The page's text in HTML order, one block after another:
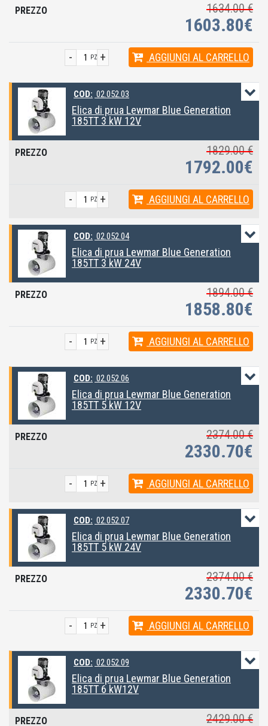
1634.00 €
1603.80€
+
- PZ AGGIUNGI AL CARRELLO
COD: 02.052.03
Elica di prua Lewmar Blue Generation
185TT 3 kW 12V
1829.00 €
1792.00€
+
- PZ AGGIUNGI AL CARRELLO
COD: 02.052.04
Elica di prua Lewmar Blue Generation
185TT 3 kW 24V
1894.00 €
1858.80€
+
- PZ AGGIUNGI AL CARRELLO
COD: 02.052.06
Elica di prua Lewmar Blue Generation
185TT 5 kW 12V
2374.00 €
2330.70€
+
- PZ AGGIUNGI AL CARRELLO
COD: 02.052.07
Elica di prua Lewmar Blue Generation
185TT 5 kW 24V
2374.00 €
2330.70€
+
- PZ AGGIUNGI AL CARRELLO
COD: 02.052.09
Elica di prua Lewmar Blue Generation
185TT 6 kW12V
2429.00 €